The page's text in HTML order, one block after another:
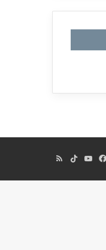
فيسبوكيوتيوبTikTokملخص